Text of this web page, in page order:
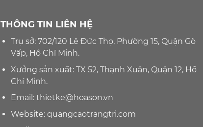
THÔNG TIN LIÊN HỆ
Trụ sở: 702/120 Lê Đức Thọ, Phường 15, Quận Gò
Vấp, Hồ Chí Minh.
Xưởng sản xuất: TX 52, Thạnh Xuân, Quận 12, Hồ
Chí Minh.
Email: thietke@hoason.vn
Website:quangcaotrangtri.com